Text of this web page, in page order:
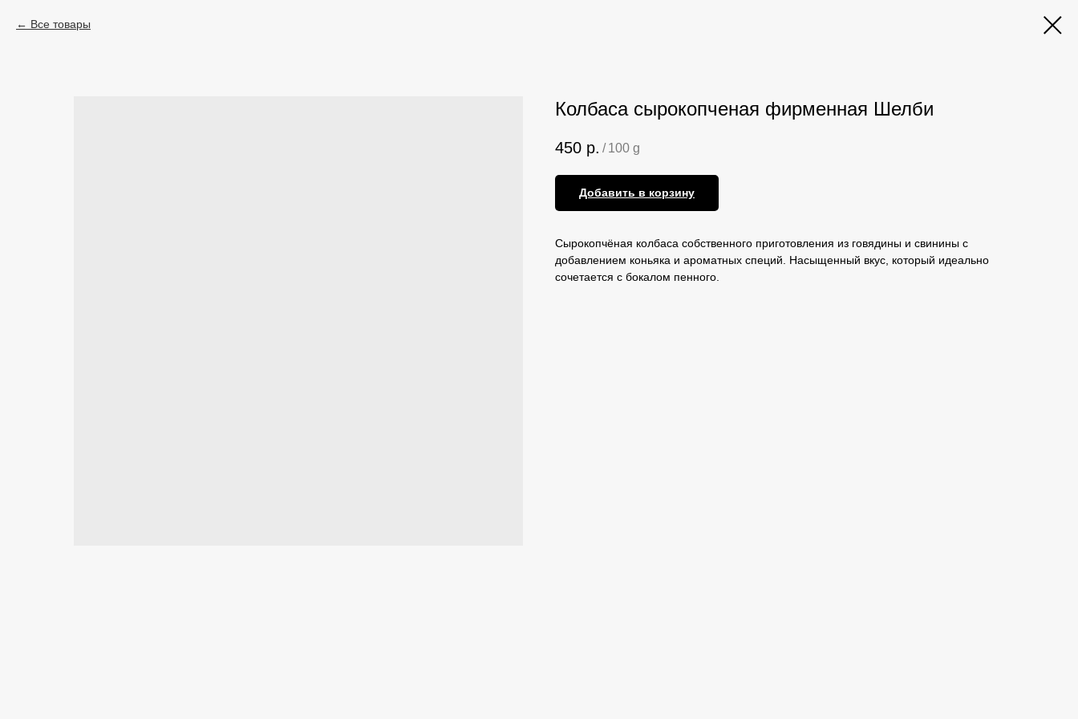
Все товары
Колбаса сырокопченая фирменная Шелби
450 р. / 100 g
Добавить в корзину
Сырокопчёная колбаса собственного приготовления из говядины и свинины с
добавлением коньяка и ароматных специй. Насыщенный вкус, который идеально
сочетается с бокалом пенного.